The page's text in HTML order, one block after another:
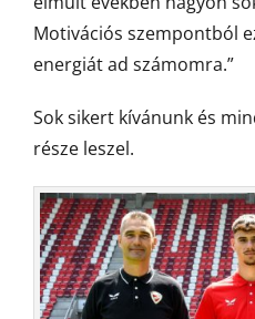
Motivációs szempontból
energiát ad számomra.”
Sok sikert kívánunk és
része leszel.